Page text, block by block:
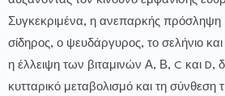
Συγκεκριμένα, η ανεπαρκής πρόσληψη
σίδηρος, ο ψευδάργυρος, το σελήνιο
η έλλειψη των βιταμινών Α, Β, C και D,
κυτταρικό μεταβολισμό και τη σύνθεση